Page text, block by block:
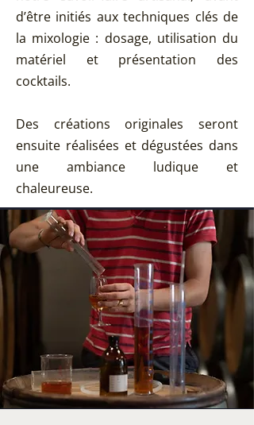
d’être initiés aux techniques clés de
la mixologie : dosage, utilisation du
matériel et présentation des
cocktails.
Des créations originales seront
ensuite réalisées et dégustées dans
une ambiance ludique et
chaleureuse.